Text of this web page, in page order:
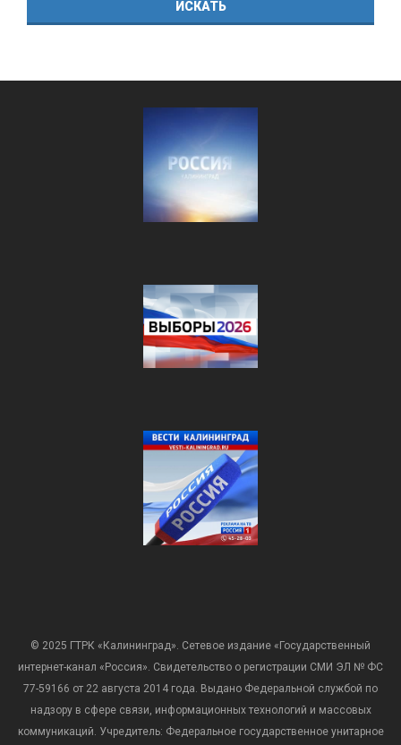
© 2025 ГТРК «Калининград». Сетевое издание «Государственный
интернет-канал «Россия». Свидетельство о регистрации СМИ ЭЛ № ФС
77-59166 от 22 августа 2014 года. Выдано Федеральной службой по
надзору в сфере связи, информационных технологий и массовых
коммуникаций. Учредитель: Федеральное государственное унитарное